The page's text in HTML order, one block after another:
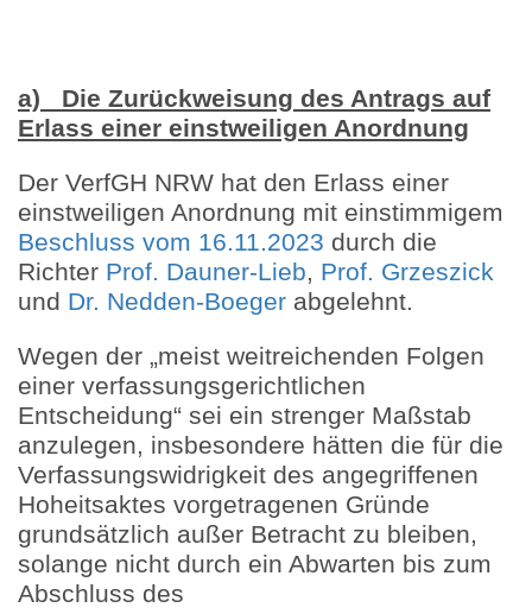
a) Die Zurückweisung des Antrags auf
Erlass einer einstweiligen Anordnung
Der VerfGH NRW hat den Erlass einer
einstweiligen Anordnung mit einstimmigem
Beschluss vom 16.11.2023 durch die
Richter Prof. Dauner-Lieb, Prof. Grzeszick
und Dr. Nedden-Boeger abgelehnt.
Wegen der „meist weitreichenden Folgen
einer verfassungsgerichtlichen
Entscheidung“ sei ein strenger Maßstab
anzulegen, insbesondere hätten die für die
Verfassungswidrigkeit des angegriffenen
Hoheitsaktes vorgetragenen Gründe
grundsätzlich außer Betracht zu bleiben,
solange nicht durch ein Abwarten bis zum
Abschluss des